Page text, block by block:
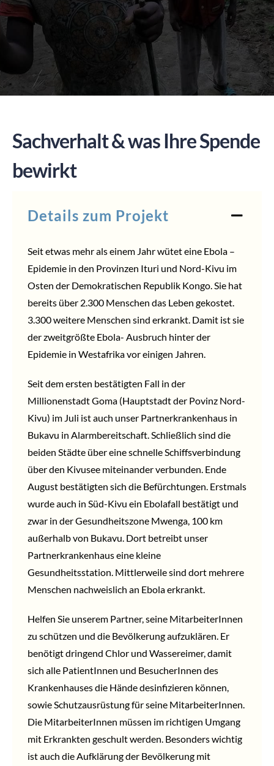
SPENDEN
Sachverhalt & was Ihre Spende
bewirkt
Details zum Projekt
Seit etwas mehr als einem Jahr wütet eine Ebola –
Epidemie in den Provinzen Ituri und Nord-Kivu im
Osten der Demokratischen Republik Kongo. Sie hat
bereits über 2.300 Menschen das Leben gekostet.
3.300 weitere Menschen sind erkrankt. Damit ist sie
der zweitgrößte Ebola- Ausbruch hinter der
Epidemie in Westafrika vor einigen Jahren.
Seit dem ersten bestätigten Fall in der
Millionenstadt Goma (Hauptstadt der Povinz Nord-
Kivu) im Juli ist auch unser Partnerkrankenhaus in
Bukavu in Alarmbereitschaft. Schließlich sind die
beiden Städte über eine schnelle Schiffsverbindung
über den Kivusee miteinander verbunden. Ende
August bestätigten sich die Befürchtungen. Erstmals
wurde auch in Süd-Kivu ein Ebolafall bestätigt und
zwar in der Gesundheitszone Mwenga, 100 km
außerhalb von Bukavu. Dort betreibt unser
Partnerkrankenhaus eine kleine
Gesundheitsstation. Mittlerweile sind dort mehrere
Menschen nachweislich an Ebola erkrankt.
Helfen Sie unserem Partner, seine MitarbeiterInnen
zu schützen und die Bevölkerung aufzuklären. Er
benötigt dringend Chlor und Wassereimer, damit
sich alle PatientInnen und BesucherInnen des
Krankenhauses die Hände desinfizieren können,
sowie Schutzausrüstung für seine MitarbeiterInnen.
Die MitarbeiterInnen müssen im richtigen Umgang
mit Erkrankten geschult werden. Besonders wichtig
ist auch die Aufklärung der Bevölkerung mit